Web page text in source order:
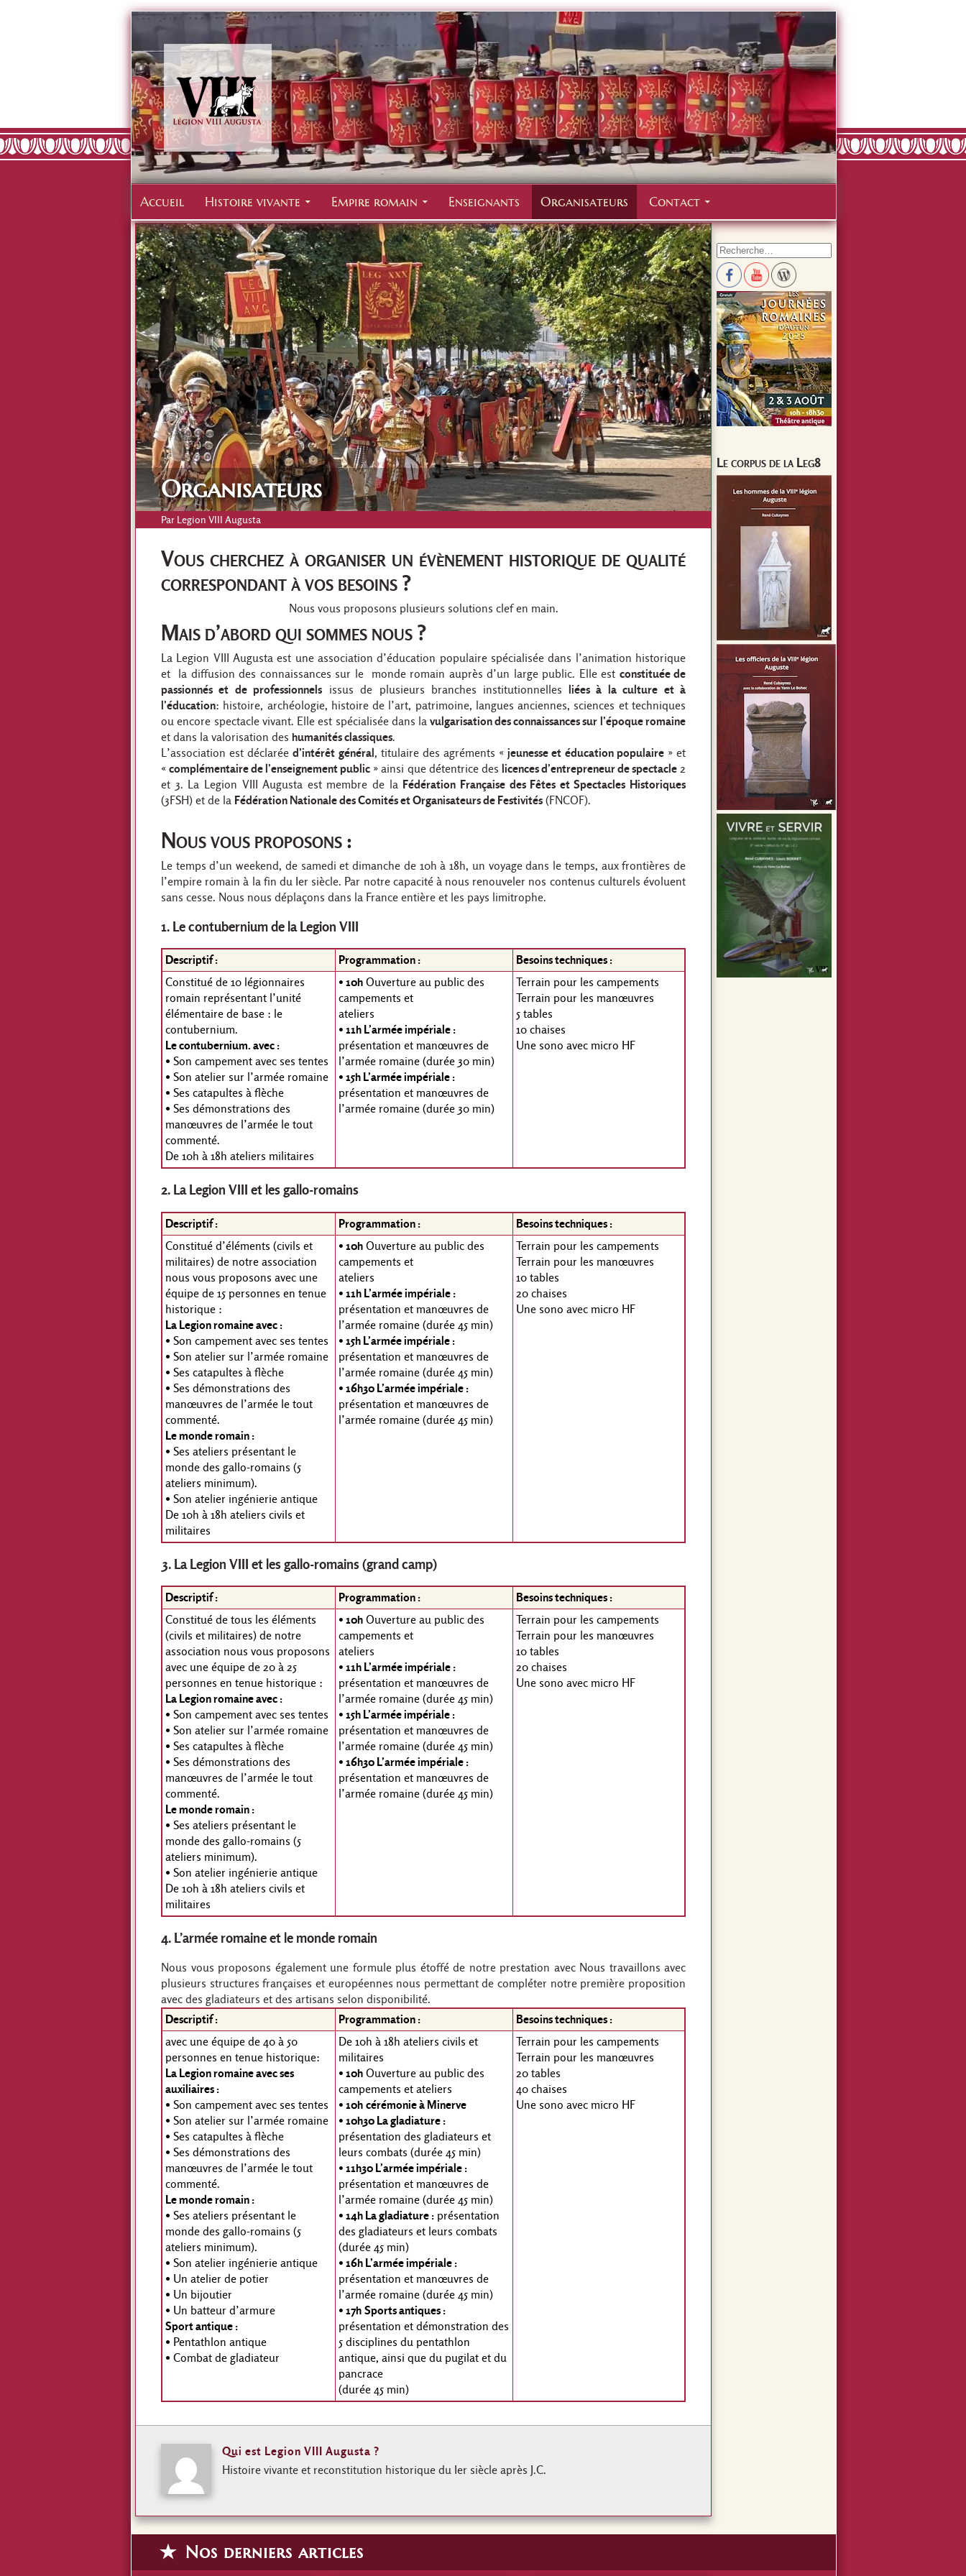
Accueil Histoire vivante Empire romain Enseignants Organisateurs Contact
Organisateurs
Par Legion VIII Augusta
Vous cherchez à organiser un évènement historique de qualité
correspondant à vos besoins ?
Nous vous proposons plusieurs solutions clef en main.
Mais d’abord qui sommes nous ?
La Legion VIII Augusta est une association d’éducation populaire spécialisée dans l’animation historique
et la diffusion des connaissances sur le monde romain auprès d’un large public. Elle est constituée de
passionnés et de professionnels issus de plusieurs branches institutionnelles liées à la culture et à
l’éducation: histoire, archéologie, histoire de l’art, patrimoine, langues anciennes, sciences et techniques
ou encore spectacle vivant. Elle est spécialisée dans la vulgarisation des connaissances sur l’époque romaine
et dans la valorisation des humanités classiques.
L’association est déclaréed’intérêt général, titulaire des agréments «jeunesse et éducation populaire» et
«complémentaire de l’enseignement public » ainsi que détentrice des licences d’entrepreneur de spectacle2
et 3. La Legion VIII Augusta est membre de la Fédération Française des Fêtes et Spectacles Historiques
(3FSH) et de la Fédération Nationale des Comités et Organisateurs de Festivités (FNCOF).
Nous vous proposons :
Le temps d’un weekend, de samedi et dimanche de 10h à 18h, un voyage dans le temps, aux frontières de
l’empire romain à la fin du Ier siècle. Par notre capacité à nous renouveler nos contenus culturels évoluent
sans cesse. Nous nous déplaçons dans la France entière et les pays limitrophe.
1. Le contubernium de laLegion VIII
Descriptif : Programmation :
Besoins techniques :
Constitué de 10 légionnaires
romain représentant l’unité
élémentaire de base : le
contubernium.
Le contubernium. avec :
• Son campement avec ses tentes
• Son atelier sur l’armée romaine
• Ses catapultes à flèche
• Ses démonstrations des
manœuvres de l’armée le tout
commenté.
De 10h à 18h ateliers militaires
• 10h Ouverture au public des
campements et
ateliers
• 11h L’armée impériale :
présentation et manœuvres de
l’armée romaine (durée 30 min)
• 15h L’armée impériale :
présentation et manœuvres de
l’armée romaine (durée 30 min)
Terrain pour les campements
Terrain pour les manœuvres
5 tables
10 chaises
Une sono avec micro HF
2. La Legion VIII et les gallo-romains
Descriptif : Programmation :
Besoins techniques :
Constitué d’éléments (civils et
militaires) de notre association
nous vous proposons avec une
équipe de 15 personnes en tenue
historique :
La Legion romaine avec :
• Son campement avec ses tentes
• Son atelier sur l’armée romaine
• Ses catapultes à flèche
• Ses démonstrations des
manœuvres de l’armée le tout
commenté.
Le monde romain :
• Ses ateliers présentant le
monde des gallo-romains (5
ateliers minimum).
• Son atelier ingénierie antique
De 10h à 18h ateliers civils et
militaires
• 10h Ouverture au public des
campements et
ateliers
• 11h L’armée impériale :
présentation et manœuvres de
l’armée romaine (durée 45 min)
• 15h L’armée impériale :
présentation et manœuvres de
l’armée romaine (durée 45 min)
• 16h30 L’armée impériale :
présentation et manœuvres de
l’armée romaine (durée 45 min)
Terrain pour les campements
Terrain pour les manœuvres
10 tables
20 chaises
Une sono avec micro HF
3. La Legion VIII et les gallo-romains (grand camp)
Descriptif : Programmation :
Besoins techniques :
Constitué de tous les éléments
(civils et militaires) de notre
association nous vous proposons
avec une équipe de 20 à 25
personnes en tenue historique :
La Legion romaine avec :
• Son campement avec ses tentes
• Son atelier sur l’armée romaine
• Ses catapultes à flèche
• Ses démonstrations des
manœuvres de l’armée le tout
commenté.
Le monde romain :
• Ses ateliers présentant le
monde des gallo-romains (5
ateliers minimum).
• Son atelier ingénierie antique
De 10h à 18h ateliers civils et
militaires
• 10h Ouverture au public des
campements et
ateliers
• 11h L’armée impériale :
présentation et manœuvres de
l’armée romaine (durée 45 min)
• 15h L’armée impériale :
présentation et manœuvres de
l’armée romaine (durée 45 min)
• 16h30 L’armée impériale :
présentation et manœuvres de
l’armée romaine (durée 45 min)
Terrain pour les campements
Terrain pour les manœuvres
10 tables
20 chaises
Une sono avec micro HF
4. L’armée romaine et le monde romain
Nous vous proposons également une formule plus étoffé de notre prestation avec Nous travaillons avec
plusieurs structures françaises et européennes nous permettant de compléter notre première proposition
avec des gladiateurs et des artisans selon disponibilité.
Descriptif :
Programmation :
Besoins techniques :
avec une équipe de 40 à 50
personnes en tenue historique:
La Legion romaine avec ses
auxiliaires :
• Son campement avec ses tentes
• Son atelier sur l’armée romaine
• Ses catapultes à flèche
• Ses démonstrations des
manœuvres de l’armée le tout
commenté.
Le monde romain :
• Ses ateliers présentant le
monde des gallo-romains (5
ateliers minimum).
• Son atelier ingénierie antique
• Un atelier de potier
• Un bijoutier
• Un batteur d’armure
Sport antique :
• Pentathlon antique
• Combat de gladiateur
De 10h à 18h ateliers civils et
militaires
• 10h Ouverture au public des
campements et ateliers
• 10h cérémonie à Minerve
• 10h30 La gladiature :
présentation des gladiateurs et
leurs combats (durée 45 min)
• 11h30 L’armée impériale :
présentation et manœuvres de
l’armée romaine (durée 45 min)
• 14h La gladiature : présentation
des gladiateurs et leurs combats
(durée 45 min)
• 16h L’armée impériale :
présentation et manœuvres de
l’armée romaine (durée 45 min)
• 17h Sports antiques :
présentation et démonstration des
5 disciplines du pentathlon
antique, ainsi que du pugilat et du
pancrace
(durée 45 min)
Terrain pour les campements
Terrain pour les manœuvres
20 tables
40 chaises
Une sono avec micro HF
Qui est Legion VIII Augusta ?
Histoire vivante et reconstitution historique du Ier siècle après J.C.
Le corpus de la Leg8
Nos derniers articles